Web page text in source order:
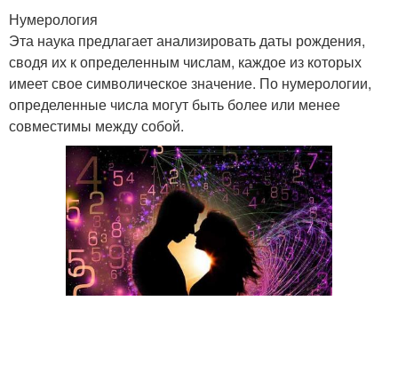
Нумерология
Эта наука предлагает анализировать даты рождения,
сводя их к определенным числам, каждое из которых
имеет свое символическое значение. По нумерологии,
определенные числа могут быть более или менее
совместимы между собой.